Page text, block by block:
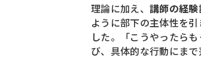
理論に加え、 講師の経験
ように部下の主体性を
した。「こうやったら
び、具体的な行動にまで